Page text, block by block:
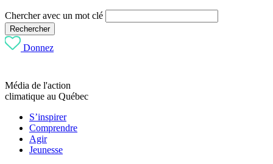
Chercher avec un mot clé
Rechercher
Donnez
Média de l'action
climatique au Québec
S’inspirer
Comprendre
Agir
Jeunesse